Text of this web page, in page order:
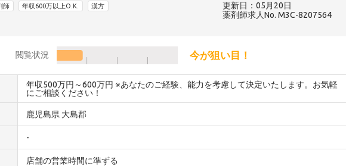
師 年収600万以上O.K. 漢方
更新日：05月20日
薬剤師求人No. M3C-8207564
閲覧状況 今が狙い目！
年収500万円～600万円 ※あなたのご経験、能力を考慮して決定いたします。お気軽
にご相談ください！
鹿児島県 大島郡
-
店舗の営業時間に準ずる